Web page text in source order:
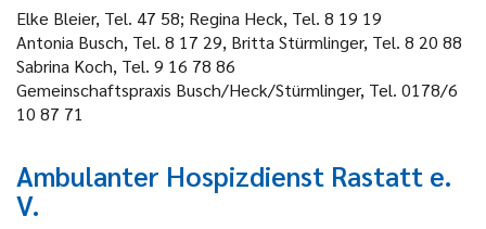
Elke Bleier, Tel. 47 58; Regina Heck, Tel. 8 19 19
Antonia Busch, Tel. 8 17 29, Britta Stürmlinger, Tel. 8 20 88
Sabrina Koch, Tel. 9 16 78 86
Gemeinschaftspraxis Busch/Heck/Stürmlinger, Tel. 0178/6
10 87 71
Ambulanter Hospizdienst Rastatt e.
V.